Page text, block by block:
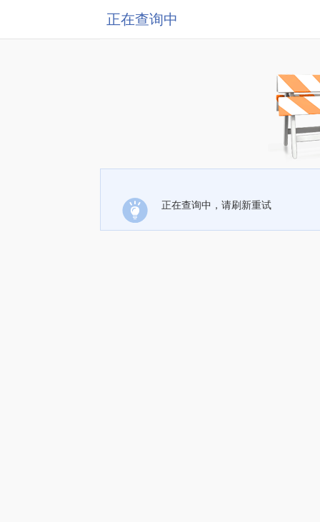
正在查询中
正在查询中，请刷新重试